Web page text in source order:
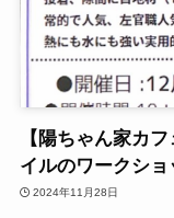
【陽ちゃん家カ
イルのワークショ
2024年11月28日